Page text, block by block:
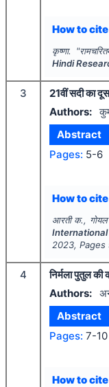
How to
कृष्णा. "
Hindi
3
21वीं सदी का
Authors:
Abstract
Pages: 5-6
How to
आरती क.,
2023, Pages
4
निर्मला पुतुल की
Authors:
Abstract
Pages: 7-10
How to